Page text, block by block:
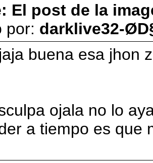
El post de la
por: darklive32-
buena esa jhon z
ojala no lo
a tiempo es que